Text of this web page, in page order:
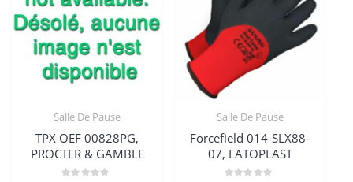
Salle De Pause
TPX OEF 00828PG,
PROCTER & GAMBLE
Salle De Pause
Forcefield 014-SLX88-
07, LATOPLAST